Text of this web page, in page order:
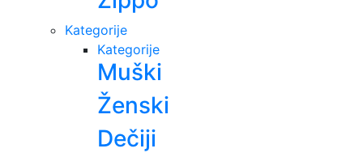
Kategorije
Kategorije
Muški
Ženski
Dečiji